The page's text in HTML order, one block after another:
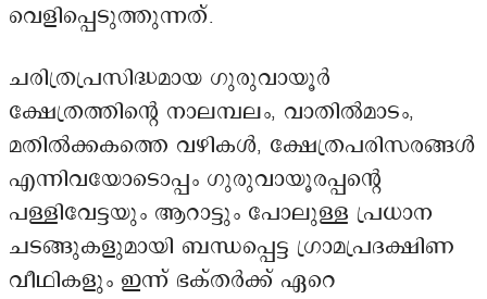
വെളിപ്പെടുത്തുന്നത്.
ചരിത്രപ്രസിദ്ധമായ ഗുരുവായൂർ
ക്ഷേത്രത്തിന്റെ നാലമ്പലം, വാതിൽമാടം,
മതിൽക്കകത്തെ വഴികൾ, ക്ഷേത്രപരിസരങ്ങൾ
എന്നിവയോടൊപ്പം ഗുരുവായൂരപ്പന്റെ
പള്ളിവേട്ടയും ആറാട്ടും പോലുള്ള പ്രധാന
ചടങ്ങുകളുമായി ബന്ധപ്പെട്ട ഗ്രാമപ്രദക്ഷിണ
വീഥികളും ഇന്ന് ഭക്തർക്ക് ഏറെ